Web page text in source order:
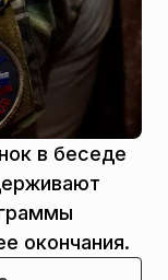
в беседе
окончания.